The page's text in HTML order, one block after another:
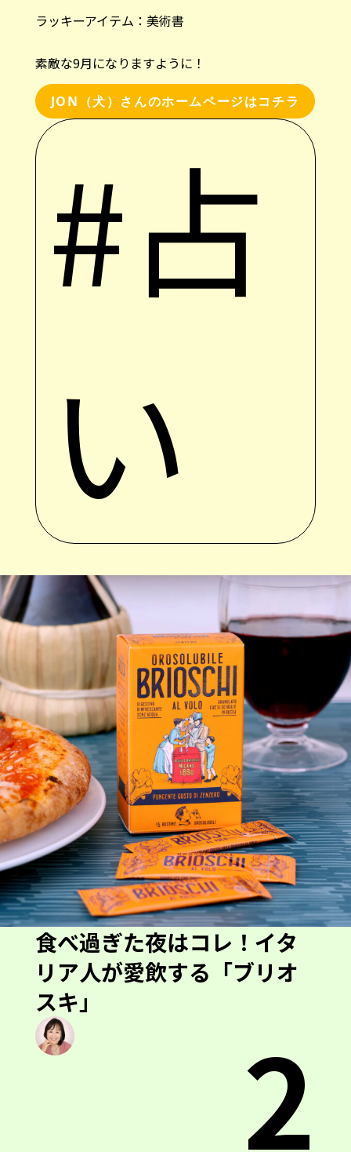
ラッキーアイテム： 美術書
素敵な9月になりますように！
JON（犬）さんのホームページはコチラ
#占
い
食べ過ぎた夜はコレ！イタ
リア人が愛飲する「ブリオ
スキ」
2